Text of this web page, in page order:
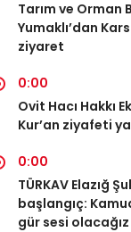
Tarım ve Orman
Yumaklı’dan
ziyaret
0:00
Ovit Hacı Hakkı
Kur’an ziyafeti
0:00
TÜRKAV Elazığ
başlangıç:
gür sesi olacağız